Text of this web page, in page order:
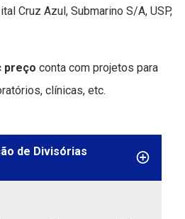
Cruz Azul, Submarino S/A, USP,
preço conta com projetos para
clínicas, etc.
de Divisórias